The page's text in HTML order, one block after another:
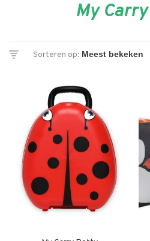
My
Sorteren op: